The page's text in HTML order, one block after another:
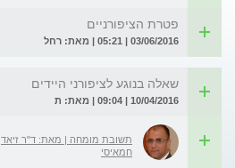
פטרת הציפורניים
03/06/2016 | 05:21 | מאת: רחל
שאלה בנוגע לציפורני היידים
10/04/2016 | 09:04 | מאת: ת
תשובת מומחה | מאת: ד"ר זיאד
חמאיסי